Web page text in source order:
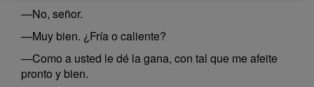
—No, señor.
—Muy bien. ¿Fría o caliente?
—Como a usted le dé la gana, con tal que me afeite
pronto y bien.